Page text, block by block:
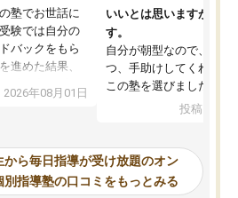
塾でお世話に
験では自分の
バックをもら
進めた結果、
間に合わず不
た。その経験
ました。学習
のやり方につ
をいただけた
年08月01日
いいとは思いますが、料
す。
自分が朝型なので、自習
つ、手助けしてくれる設
この塾を選びました。
投稿日：
ら毎日指導が受け放題のオン
別指導塾の口コミをもっとみる